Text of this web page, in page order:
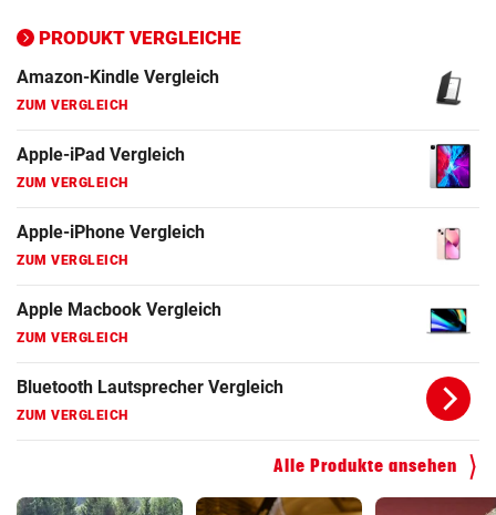
PRODUKT VERGLEICHE
Amazon-Kindle Vergleich
ZUM VERGLEICH
Apple-iPad Vergleich
ZUM VERGLEICH
Apple-iPhone Vergleich
ZUM VERGLEICH
Apple Macbook Vergleich
ZUM VERGLEICH
Bluetooth Lautsprecher Vergleich
ZUM VERGLEICH
Alle Produkte ansehen